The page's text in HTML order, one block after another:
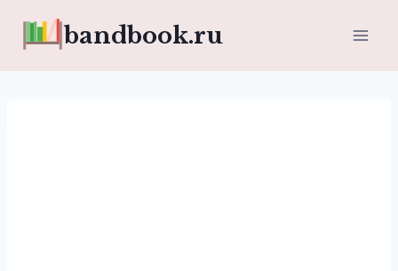
bandbook.ru